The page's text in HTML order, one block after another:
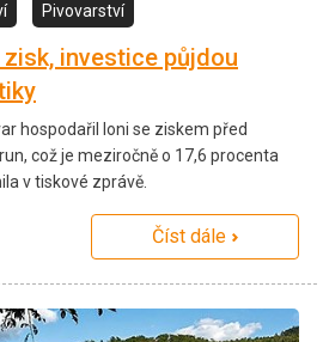
Pivovarství
investice půjdou
hospodařil loni se ziskem před
což je meziročně o 17,6 procenta
v tiskové zprávě.
Číst dále